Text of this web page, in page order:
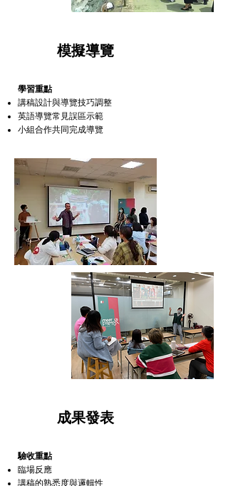
模擬導覽
學習重點
講稿設計與導覽技巧調整
英語導覽常見誤區示範
小組合作共同完成導覽
​成果發表
驗收重點
臨場反應
講稿的熟悉度與邏輯性